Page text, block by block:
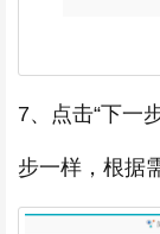
7、点击“下一
步一样，根据